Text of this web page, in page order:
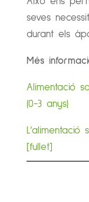
seves
durant els
Més
Alimentació
(0-3 anys)
[fullet]